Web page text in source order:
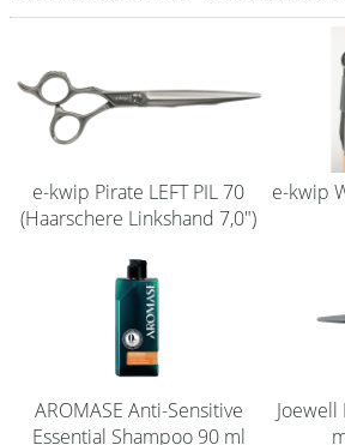
Sale %
Service
Schleifservice
Aktuelle Informationen
Produktwissen Scheren
Kontakt
e-kwip Pirate LEFT PIL 70
(Haarschere Linkshand 7,0")
e-kwip
AROMASE Anti-Sensitive
Essential Shampoo 90 ml
Joewell